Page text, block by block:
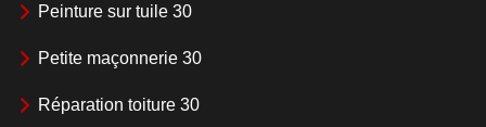
Peinture sur tuile 30
Petite maçonnerie 30
Réparation toiture 30